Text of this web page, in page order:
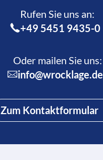
Rufen Sie uns an:­
+49 5451 9435-0
Oder mailen Sie uns:
info@wrocklage.de
Zum Kontaktformular